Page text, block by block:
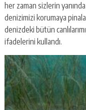
her zaman sizlerin
denizimizi korumaya
denizdeki bütün
ifadelerini kullandı.